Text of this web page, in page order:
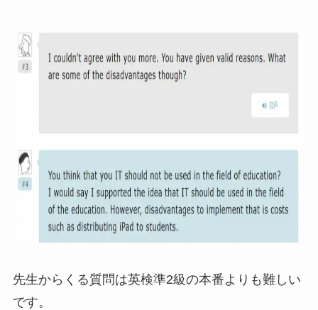
先生からくる質問は英検準2級の本番よりも難しい
です。